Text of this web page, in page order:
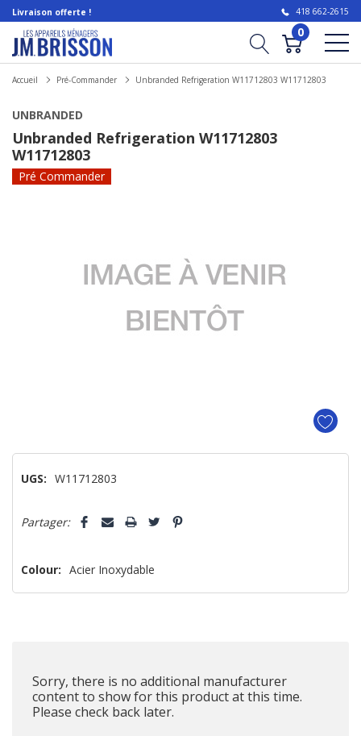
Livraison offerte ! 418 662-2615
0
Accueil Pré-Commander Unbranded Refrigeration W11712803 W11712803
UNBRANDED
Unbranded Refrigeration W11712803
W11712803
Pré Commander
UGS: W11712803
vous!
n’en
reste
Partager:
Colour: Acier Inoxydable
Sorry, there is no additional manufacturer
content to show for this product at this time.
Please check back later.